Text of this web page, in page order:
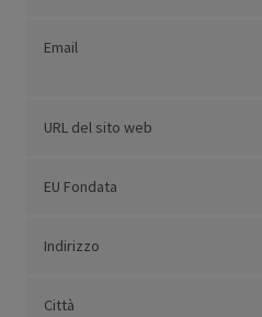
Email
URL del sito web
EU Fondata
Indirizzo
Città